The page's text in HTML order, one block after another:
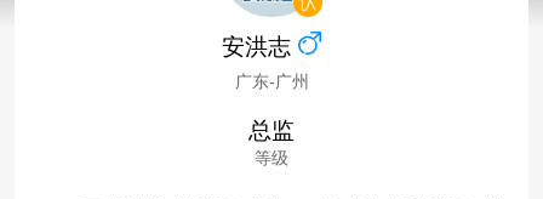
安洪志
广东-广州
总监
等级